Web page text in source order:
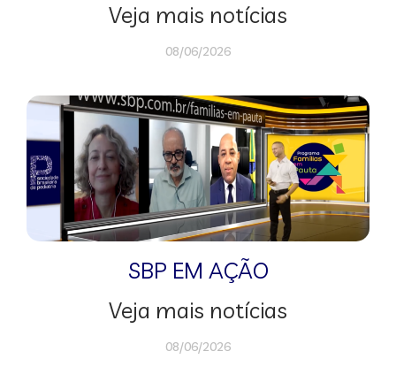
Veja mais notícias
08/06/2026
SBP EM AÇÃO
Veja mais notícias
08/06/2026